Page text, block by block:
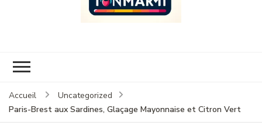
Accueil
Uncategorized
Paris-Brest aux Sardines, Glaçage Mayonnaise et Citron Vert